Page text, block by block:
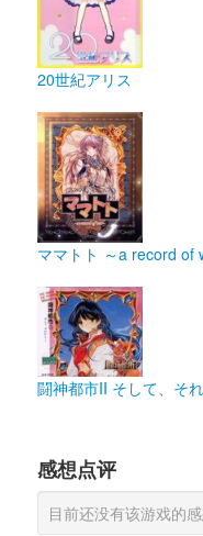
20世紀アリス
ママトト ～a record of
闘神都市II そして、そ
感想点评
目前还没有该游戏的